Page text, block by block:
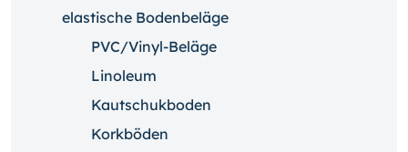
elastische Bodenbeläge
PVC/Vinyl-Beläge
Linoleum
Kautschukboden
Korkböden